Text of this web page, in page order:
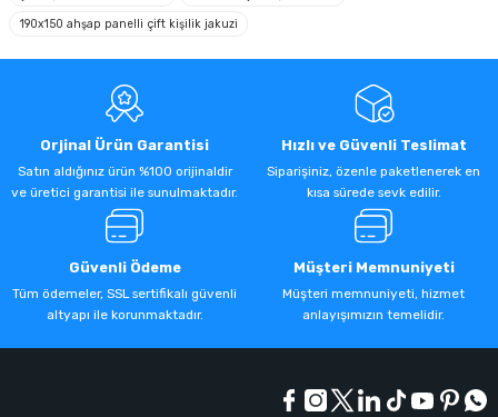
190x150 ahşap panelli çift kişilik jakuzi
Orjinal Ürün Garantisi
Satın aldığınız ürün %100 orijinaldir
ve üretici garantisi ile sunulmaktadır.
Hızlı ve Güvenli Teslimat
Siparişiniz, özenle paketlenerek en
kısa sürede sevk edilir.
Güvenli Ödeme
Tüm ödemeler, SSL sertifikalı güvenli
altyapı ile korunmaktadır.
Müşteri Memnuniyeti
Müşteri memnuniyeti, hizmet
anlayışımızın temelidir.